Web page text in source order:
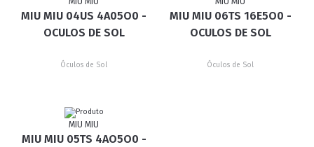
MIU MIU 04US 4A05O0 -
OCULOS DE SOL
Óculos de Sol
MIU MIU 06TS 16E5O0 -
OCULOS DE SOL
Óculos de Sol
MIU MIU
MIU MIU 05TS 4AO5O0 -